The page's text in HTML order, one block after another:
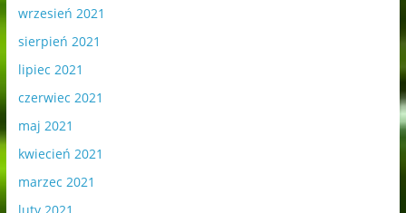
wrzesień 2021
sierpień 2021
lipiec 2021
czerwiec 2021
maj 2021
kwiecień 2021
marzec 2021